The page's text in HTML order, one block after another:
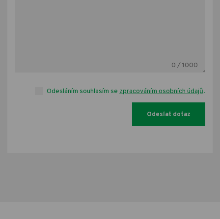
0 / 1000
Odesláním souhlasím se zpracováním osobních údajů.